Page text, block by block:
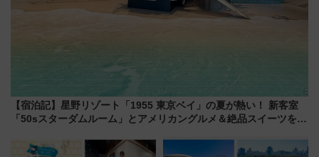
【宿泊記】星野リゾート「1955 東京ベイ」の夏が熱い！ 新客室
「50sスターダムルーム」とアメリカングルメ＆絶品スイーツを満